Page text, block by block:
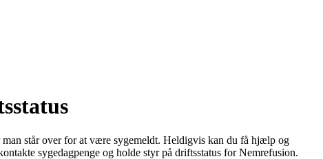
man står over for at være sygemeldt. Heldigvis kan du få hjælp og
sygedagpenge og holde styr på driftsstatus for Nemrefusion.